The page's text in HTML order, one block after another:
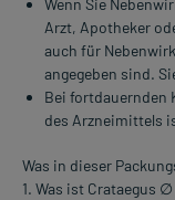
Wenn Sie
Arzt, Apotheker
auch für
angegeben sind.
Bei fortdauernden
des Arzneimittels
Was in dieser
1. Was ist Crataegus